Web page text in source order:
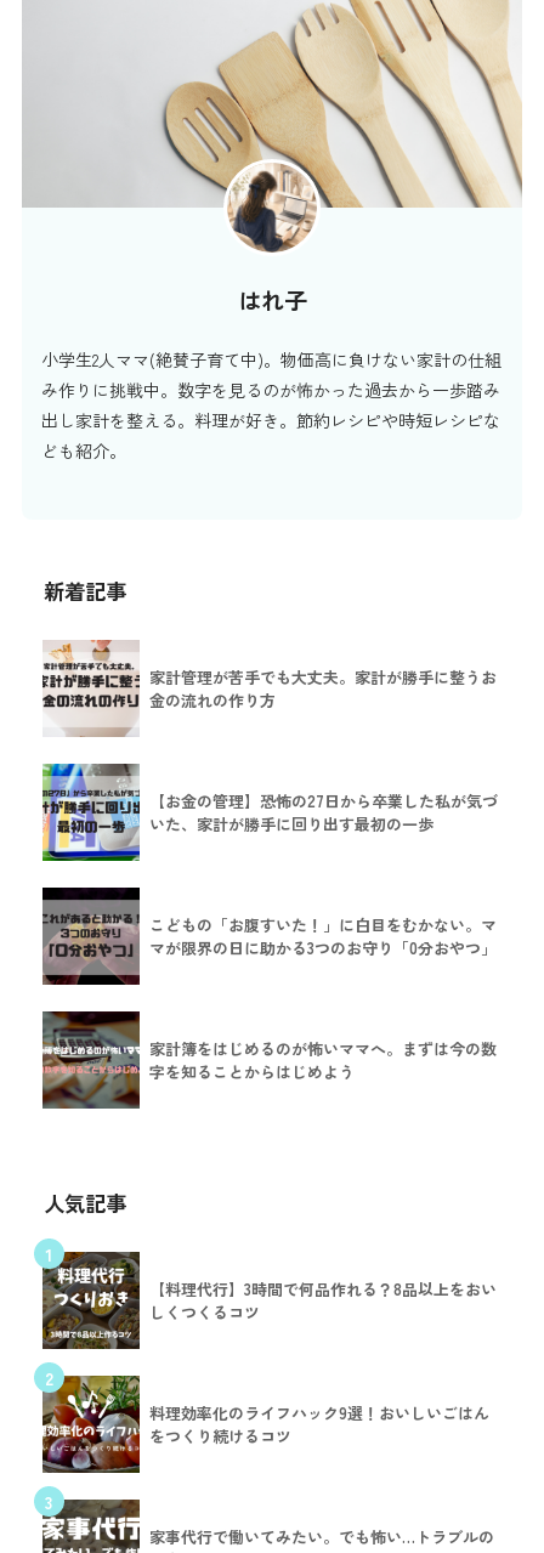
はれ子
小学生2人ママ(絶賛子育て中)。物価高に負けない家計の仕組
み作りに挑戦中。数字を見るのが怖かった過去から一歩踏み
出し家計を整える。料理が好き。節約レシピや時短レシピな
ども紹介。
新着記事
家計管理が苦手でも大丈夫。家計が勝手に整うお
金の流れの作り方
【お金の管理】恐怖の27日から卒業した私が気づ
いた、家計が勝手に回り出す最初の一歩
こどもの「お腹すいた！」に白目をむかない。マ
マが限界の日に助かる3つのお守り「0分おやつ」
家計簿をはじめるのが怖いママへ。まずは今の数
字を知ることからはじめよう
人気記事
1
【料理代行】3時間で何品作れる？8品以上をおい
しくつくるコツ
2
料理効率化のライフハック9選！おいしいごはん
をつくり続けるコツ
3
家事代行で働いてみたい。でも怖い…トラブルの